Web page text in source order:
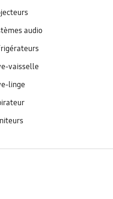
audio
vaisselle
linge